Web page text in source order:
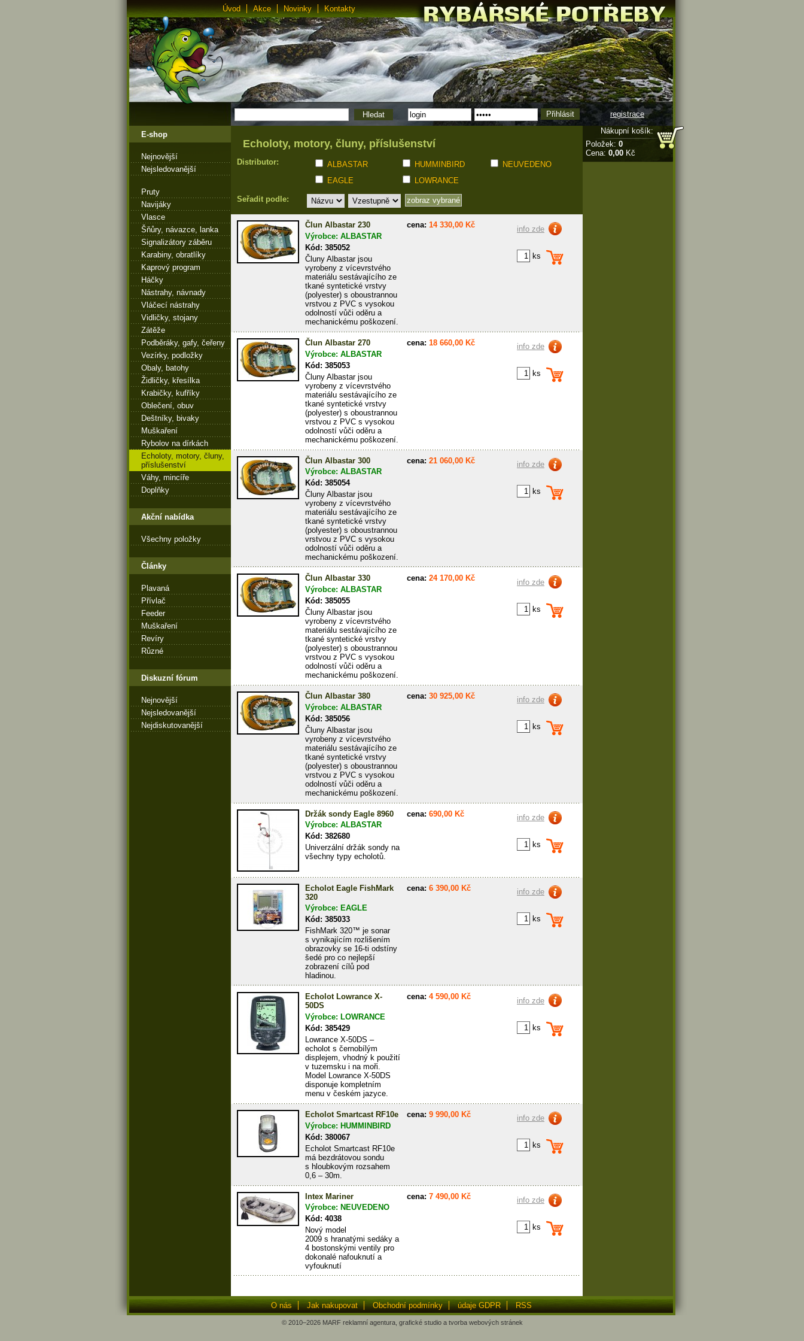
Úvod Akce Novinky Kontakty
registrace
E-shop
Nejnovější
Nejsledovanější
Pruty
Navijáky
Vlasce
Šňůry, návazce, lanka
Signalizátory záběru
Karabiny, obratlíky
Kaprový program
Háčky
Nástrahy, návnady
Vláčecí nástrahy
Vidličky, stojany
Zátěže
Podběráky, gafy, čeřeny
Vezírky, podložky
Obaly, batohy
Židličky, křesílka
Krabičky, kufříky
Oblečení, obuv
Deštníky, bivaky
Muškaření
Rybolov na dírkách
Echoloty, motory, čluny,
příslušenství
Váhy, mincíře
Doplňky
Akční nabídka
Všechny položky
Články
Plavaná
Přívlač
Feeder
Muškaření
Revíry
Různé
Diskuzní fórum
Nejnovější
Nejsledovanější
Nejdiskutovanější
Echoloty, motory, čluny, příslušenství
Distributor: ALBASTAR HUMMINBIRD
NEUVEDENO
EAGLE
LOWRANCE
Seřadit podle:
Člun Albastar 230
Výrobce: ALBASTAR
Kód: 385052
Čluny Albastar jsou
vyrobeny z vícevrstvého
materiálu sestávajícího ze
tkané syntetické vrstvy
(polyester) s oboustrannou
vrstvou z PVC s vysokou
odolností vůči oděru a
mechanickému poškození.
cena: 14 330,00 Kč info zde
ks
Člun Albastar 270
Výrobce: ALBASTAR
Kód: 385053
Čluny Albastar jsou
vyrobeny z vícevrstvého
materiálu sestávajícího ze
tkané syntetické vrstvy
(polyester) s oboustrannou
vrstvou z PVC s vysokou
odolností vůči oděru a
mechanickému poškození.
cena: 18 660,00 Kč info zde
ks
Člun Albastar 300
Výrobce: ALBASTAR
Kód: 385054
Čluny Albastar jsou
vyrobeny z vícevrstvého
materiálu sestávajícího ze
tkané syntetické vrstvy
(polyester) s oboustrannou
vrstvou z PVC s vysokou
odolností vůči oděru a
mechanickému poškození.
cena: 21 060,00 Kč info zde
ks
Člun Albastar 330
Výrobce: ALBASTAR
Kód: 385055
Čluny Albastar jsou
vyrobeny z vícevrstvého
materiálu sestávajícího ze
tkané syntetické vrstvy
(polyester) s oboustrannou
vrstvou z PVC s vysokou
odolností vůči oděru a
mechanickému poškození.
cena: 24 170,00 Kč info zde
ks
Člun Albastar 380
Výrobce: ALBASTAR
Kód: 385056
Čluny Albastar jsou
vyrobeny z vícevrstvého
materiálu sestávajícího ze
tkané syntetické vrstvy
(polyester) s oboustrannou
vrstvou z PVC s vysokou
odolností vůči oděru a
mechanickému poškození.
cena: 30 925,00 Kč info zde
ks
Držák sondy Eagle 8960
Výrobce: ALBASTAR
Kód: 382680
Univerzální držák sondy na
všechny typy echolotů.
cena: 690,00 Kč info zde
ks
Echolot Eagle FishMark
320
Výrobce: EAGLE
Kód: 385033
FishMark 320™ je sonar
s vynikajícím rozlišením
obrazovky se 16-ti odstíny
šedé pro co nejlepší
zobrazení cílů pod
hladinou.
cena: 6 390,00 Kč info zde
ks
Echolot Lowrance X-
50DS
Výrobce: LOWRANCE
Kód: 385429
Lowrance X-50DS –
echolot s černobílým
displejem, vhodný k použití
v tuzemsku i na moři.
Model Lowrance X-50DS
disponuje kompletním
menu v českém jazyce.
cena: 4 590,00 Kč info zde
ks
Echolot Smartcast RF10e
Výrobce: HUMMINBIRD
Kód: 380067
Echolot Smartcast RF10e
má bezdrátovou sondu
s hloubkovým rozsahem
0,6 – 30m.
cena: 9 990,00 Kč info zde
ks
Intex Mariner
Výrobce: NEUVEDENO
Kód: 4038
Nový model
2009 s hranatými sedáky a
4 bostonskými ventily pro
dokonalé nafouknutí a
vyfouknutí
cena: 7 490,00 Kč info zde
ks
Nákupní košík:
Položek: 0
Cena: 0,00 Kč
O nás Jak nakupovat Obchodní podmínky údaje GDPR RSS
© 2010–2026 MARF reklamní agentura, grafické studioa tvorba webových stránek